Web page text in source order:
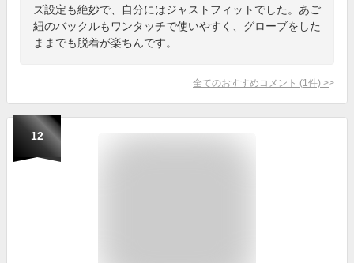
ズ設定も絶妙で、自分にはジャストフィットでした。あご
紐のバックルもワンタッチで使いやすく、グローブをした
ままでも脱着が楽ちんです。
全てのおすすめコメント (1 件) >
12